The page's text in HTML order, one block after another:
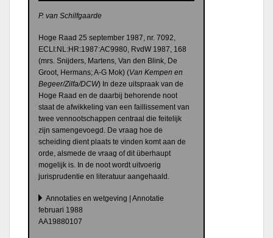
P. van Schilfgaarde
Hoge Raad 25 september 1987, nr. 7092,
ECLI:NL:HR:1987:AC9980, RvdW 1987, 168
(mrs. Snijders, Martens, Van den Blink, De
Groot, Hermans; A-G Mok) (Van Kempen en
Begeer/Zilfa/DCW) In deze uitspraak van de
Hoge Raad en de daarbij behorende noot
staat de afwikkeling van een faillissement van
twee vennootschappen centraal die feitelijk
zijn samengevoegd. De vraag hoe de
scheiding dient plaats te vinden komt aan de
orde, alsmede de vraag of dit überhaupt
mogelijk is. In de noot wordt uitvoerig
jurisprudentie en literatuur aangehaald.
Annotaties en wetgeving | Annotatie
februari 1988
AA19880107